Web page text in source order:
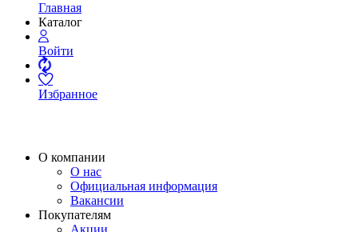
Главная
Каталог
Войти
Избранное
О компании
О нас
Официальная информация
Вакансии
Покупателям